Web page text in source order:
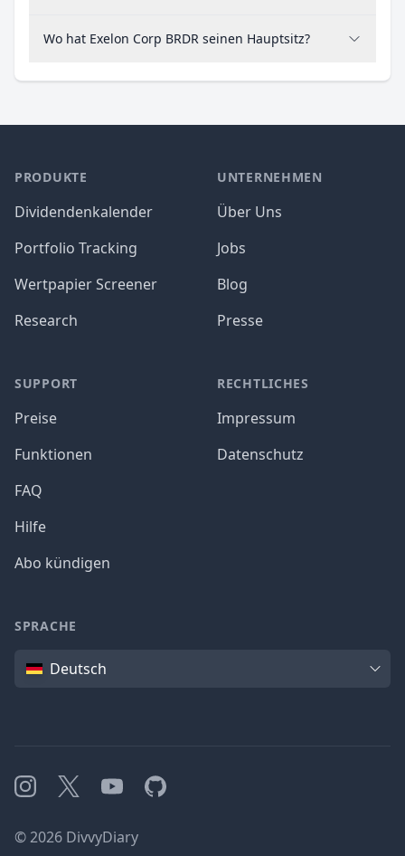
Wo hat Exelon Corp BRDR seinen Hauptsitz?
PRODUKTE
Dividendenkalender
Portfolio Tracking
Wertpapier Screener
Research
SUPPORT
Preise
Funktionen
FAQ
Hilfe
Abo kündigen
UNTERNEHMEN
Über Uns
Jobs
Blog
Presse
RECHTLICHES
Impressum
Datenschutz
SPRACHE
SpracheDeutsch
Instagram
X YouTubeGitHub
©2026 DivvyDiary